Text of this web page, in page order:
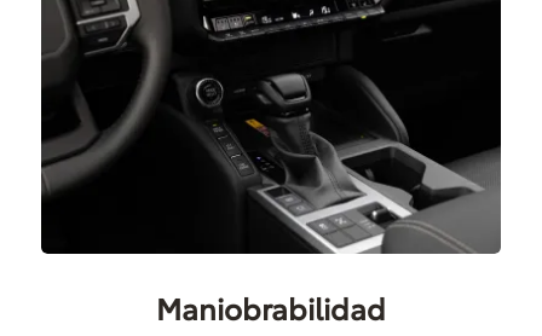
Maniobrabilidad